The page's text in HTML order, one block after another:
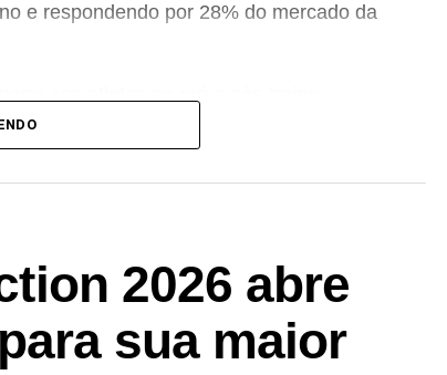
e respondendo por 28% do mercado da
alimentares no país — que atingiu R$ 7,6
bilhões até 2030
umloungecom degustação do V-
em agosto, a programação contará
suplementação na performance e na
faz parte de um contexto
2026 abre
sua maior